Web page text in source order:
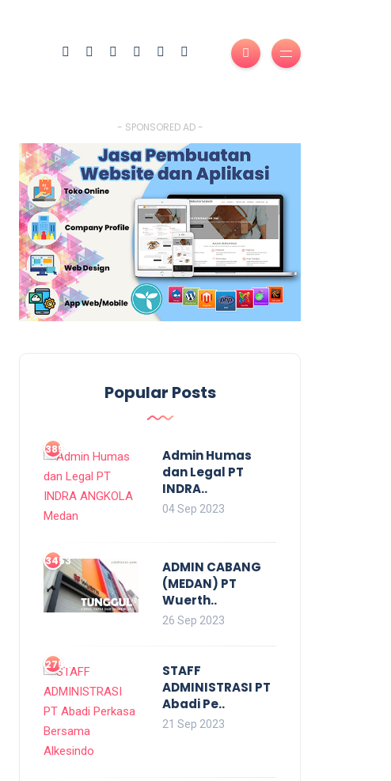
- SPONSORED AD -
Popular Posts
3855
Admin Humas
dan Legal PT
INDRA..
04 Sep 2023
3453
ADMIN CABANG
(MEDAN) PT
Wuerth..
26 Sep 2023
2752
STAFF
ADMINISTRASI PT
Abadi Pe..
21 Sep 2023